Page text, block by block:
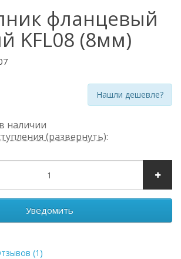
фланцевый
KFL08 (8мм)
Нашли дешевле?
наличии
(развернуть):
Уведомить
(1)